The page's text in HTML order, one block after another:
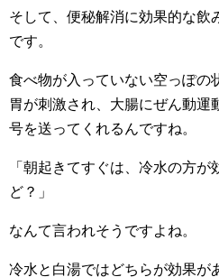
そして、便秘解消に効果的な飲
です。
食べ物が入っていない空っぽの
胃が刺激され、大腸にぜん動運
号を送ってくれるんですね。
「朝起きてすぐは、冷水の方
ど？」
なんて言われそうですよね。
冷水と白湯ではどちらが効果が